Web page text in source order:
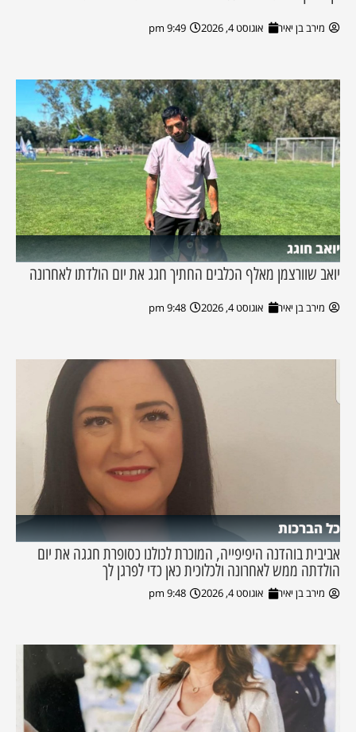
מירב בן יאיר אוגוסט 4, 2026 9:49 pm
יואב חוגג
יואב שוורצמן מאלף הכלבים החתיך חגג את יום הולדתו לאחרונה
מירב בן יאיר אוגוסט 4, 2026 9:48 pm
כל הברכות
אביבית בוהדנה היפיפייה, המוכרת לכולנו כסופרת חגגה את יום
הולדתה ממש לאחרונה ולכלוכית כאן כדי לפרגן לך
מירב בן יאיר אוגוסט 4, 2026 9:48 pm